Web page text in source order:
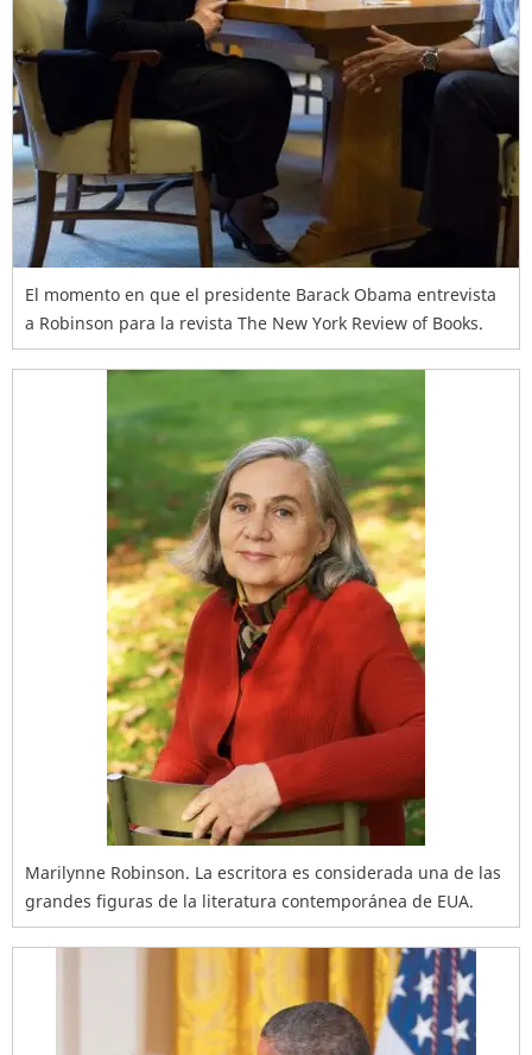
El momento en que el presidente Barack Obama entrevista
a Robinson para la revista The New York Review of Books.
Marilynne Robinson. La escritora es considerada una de las
grandes figuras de la literatura contemporánea de EUA.